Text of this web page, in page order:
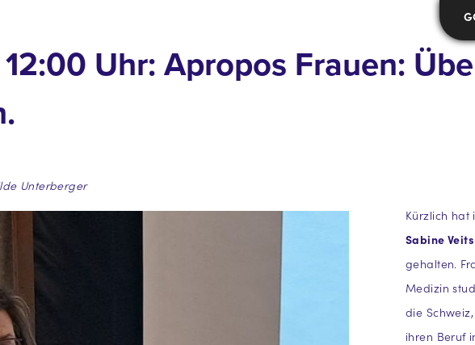
12:00 Uhr: Apropos Frauen:
Unterberger
Kürzlich hat
Sabine
gehalten.
Medizin
die
ihren Beruf